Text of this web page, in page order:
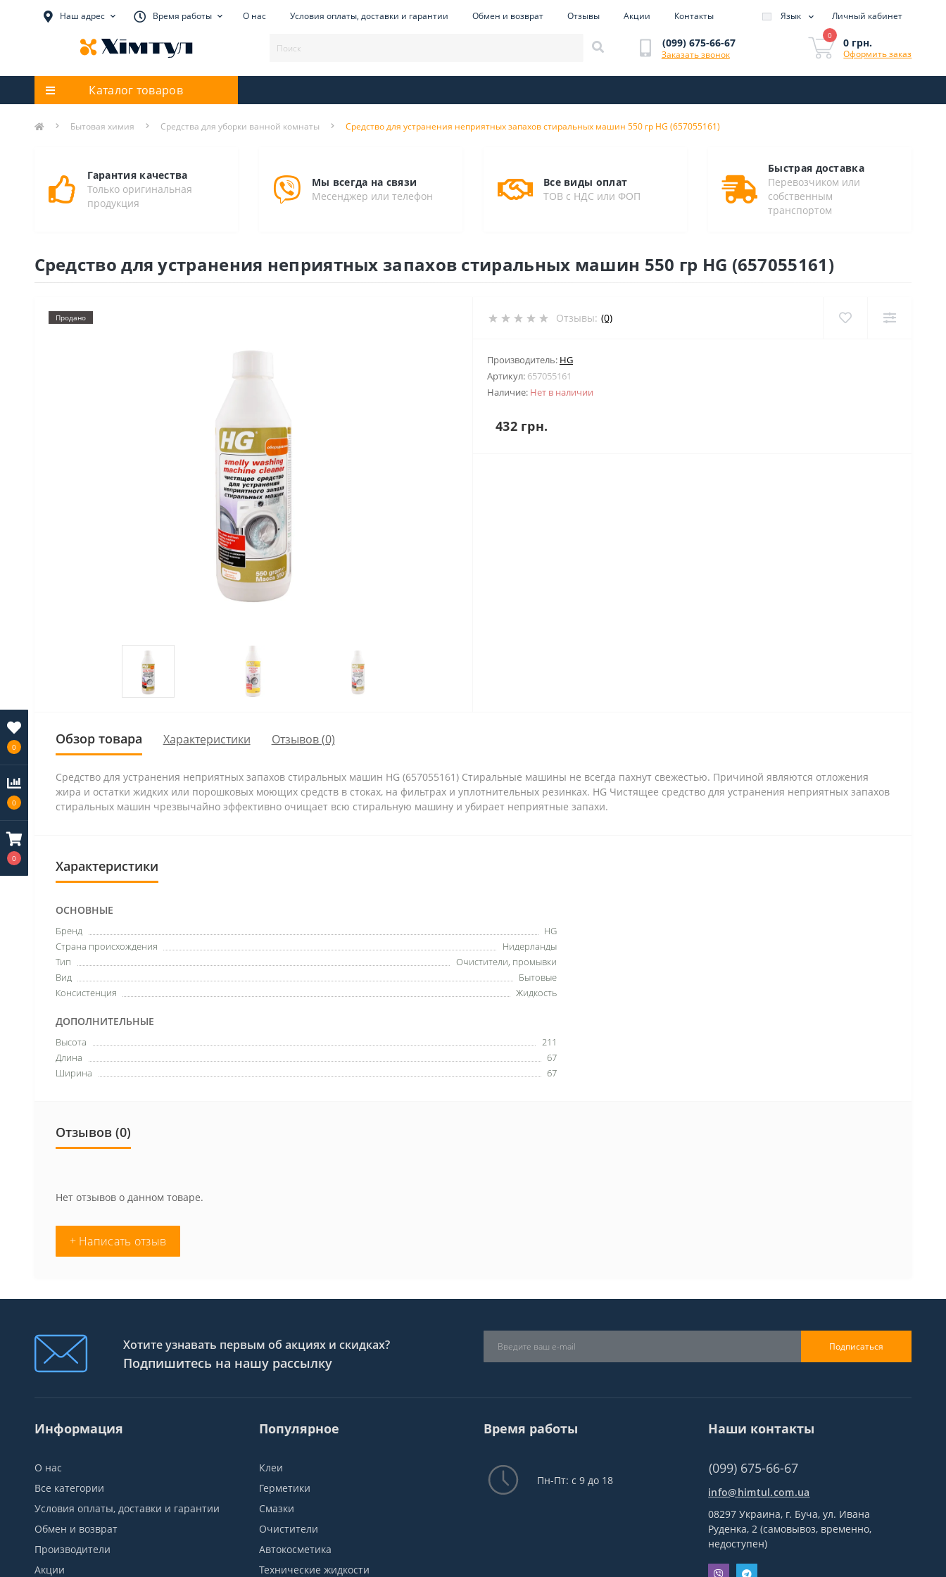
0
0
0
Наш адрес Время работы О нас Условия оплаты, доставки и гарантии Обмен и возврат Отзывы Акции Контакты Язык Личный кабинет
(099) 675-66-67
Заказать звонок
0
0 грн.
Оформить заказ
Каталог товаров
Бытовая химия Средства для уборки ванной комнаты Средство для устранения неприятных запахов стиральных машин 550 гр HG (657055161)
Гарантия качества
Только оригинальная
продукция
Мы всегда на связи
Месенджер или телефон
Все виды оплат
ТОВ с НДС или ФОП
Быстрая доставка
Перевозчиком или
собственным
транспортом
Средство для устранения неприятных запахов стиральных машин 550 гр HG (657055161)
Продано Отзывы: (0)
Производитель: HG
Артикул: 657055161
Наличие: Нет в наличии
432 грн.
Обзор товара Характеристики Отзывов (0)
Средство для устранения неприятных запахов стиральных машин HG (657055161) Стиральные машины не всегда пахнут свежестью. Причиной являются отложения
жира и остатки жидких или порошковых моющих средств в стоках, на фильтрах и уплотнительных резинках. HG Чистящее средство для устранения неприятных запахов
стиральных машин чрезвычайно эффективно очищает всю стиральную машину и убирает неприятные запахи.
Характеристики
ОСНОВНЫЕ
Бренд
HG
Страна происхождения
Нидерланды
Тип
Очистители, промывки
Вид
Бытовые
Консистенция
Жидкость
ДОПОЛНИТЕЛЬНЫЕ
Высота
211
Длина
67
Ширина
67
Отзывов (0)
Нет отзывов о данном товаре.
+ Написать отзыв
Хотите узнавать первым об акциях и скидках?
Подпишитесь на нашу рассылку
Подписаться
Информация
О нас
Все категории
Условия оплаты, доставки и гарантии
Обмен и возврат
Производители
Акции
Популярное
Клеи
Герметики
Смазки
Очистители
Автокосметика
Технические жидкости
Время работы
Пн-Пт: с 9 до 18
Наши контакты
(099) 675-66-67
info@himtul.com.ua
08297 Украина, г. Буча, ул. Ивана
Руденка, 2 (самовывоз, временно,
недоступен)